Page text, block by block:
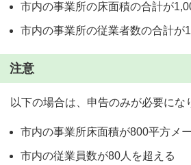
市内の事業所の床面積の合計が
市内の事業所の従業者数の合計が
注意
以下の場合は、申告のみが必要にな
市内の事業所床面積が800平方メ
市内の従業員数が80人を超える